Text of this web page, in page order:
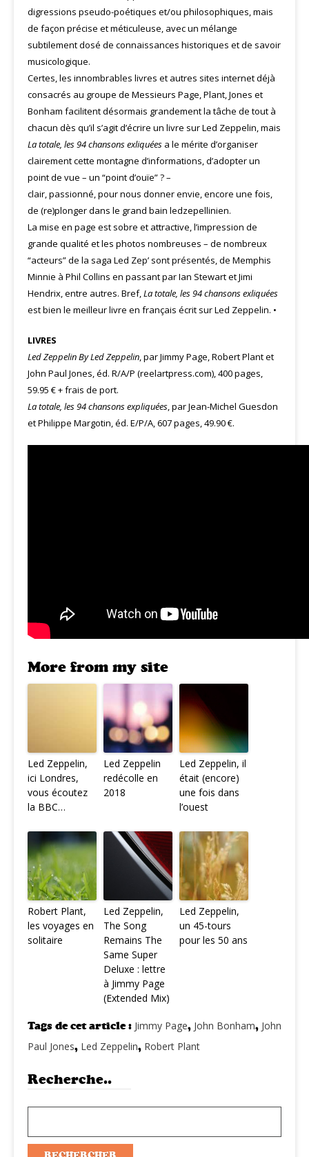
digressions pseudo-poétiques et/ou philosophiques, mais
de façon précise et méticuleuse, avec un mélange
subtilement dosé de connaissances historiques et de savoir
musicologique.
Certes, les innombrables livres et autres sites internet déjà
consacrés au groupe de Messieurs Page, Plant, Jones et
Bonham facilitent désormais grandement la tâche de tout à
chacun dès qu’il s’agit d’écrire un livre sur Led Zeppelin, mais
La totale, les 94 chansons exliquées a le mérite d’organiser
clairement cette montagne d’informations, d’adopter un
point de vue – un “point d’ouïe” ? –
clair, passionné, pour nous donner envie, encore une fois,
de (re)plonger dans le grand bain ledzepellinien.
La mise en page est sobre et attractive, l’impression de
grande qualité et les photos nombreuses – de nombreux
“acteurs” de la saga Led Zep’ sont présentés, de Memphis
Minnie à Phil Collins en passant par Ian Stewart et Jimi
Hendrix, entre autres. Bref,La totale, les 94 chansons exliquées
est bien le meilleur livre en français écrit sur Led Zeppelin. •
LIVRES
Led Zeppelin By Led Zeppelin, par Jimmy Page, Robert Plant et
John Paul Jones, éd. R/A/P (reelartpress.com), 400 pages,
59.95 € + frais de port.
La totale, les 94 chansons expliquées, par Jean-Michel Guesdon
et Philippe Margotin, éd. E/P/A, 607 pages, 49.90 €.
More from my site
Led Zeppelin,
ici Londres,
vous écoutez
la BBC…
Led Zeppelin
redécolle en
2018
Led Zeppelin, il
était (encore)
une fois dans
l’ouest
Robert Plant,
les voyages en
solitaire
Led Zeppelin,
The Song
Remains The
Same Super
Deluxe : lettre
à Jimmy Page
(Extended Mix)
Led Zeppelin,
un 45-tours
pour les 50 ans
Tags de cet article : Jimmy Page, John Bonham, John
Paul Jones, Led Zeppelin, Robert Plant
Recherche..